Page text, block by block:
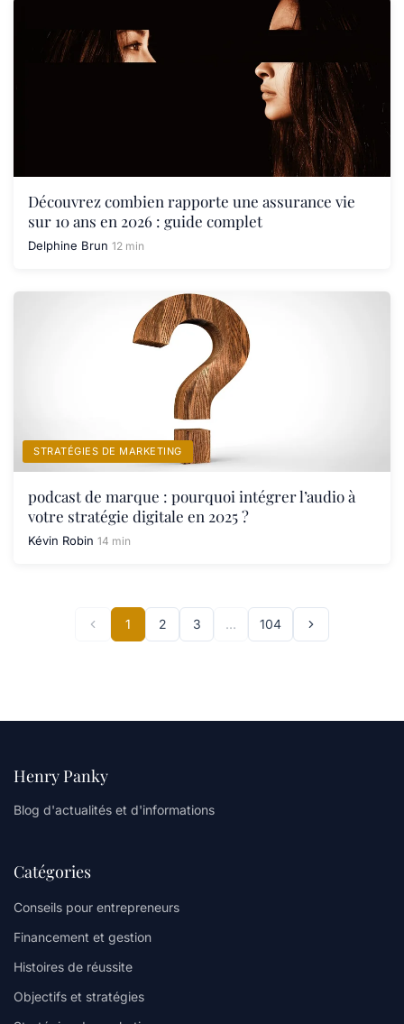
Découvrez combien rapporte une assurance vie
sur 10 ans en 2026 : guide complet
Delphine Brun 12 min
STRATÉGIES DE MARKETING
podcast de marque : pourquoi intégrer l’audio à
votre stratégie digitale en 2025 ?
Kévin Robin 14 min
1 2 3 … 104
Henry Panky
Blog d'actualités et d'informations
Catégories
Conseils pour entrepreneurs
Financement et gestion
Histoires de réussite
Objectifs et stratégies